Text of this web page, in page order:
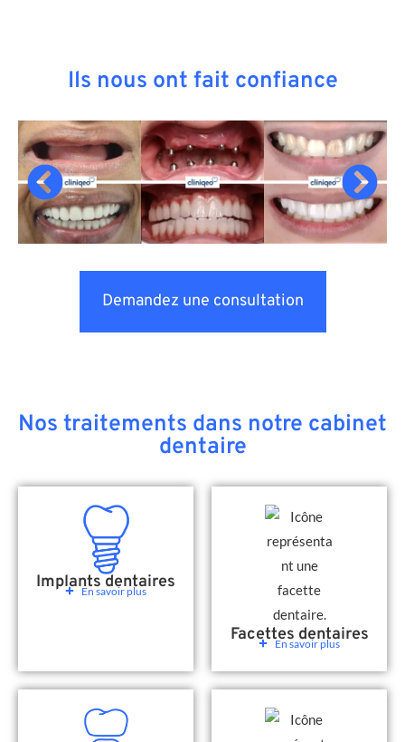
Ils nous ont fait confiance
Demandez une consultation
Nos traitements dans notre cabinet
dentaire
Implants dentaires
En savoir plus
Facettes dentaires
En savoir plus